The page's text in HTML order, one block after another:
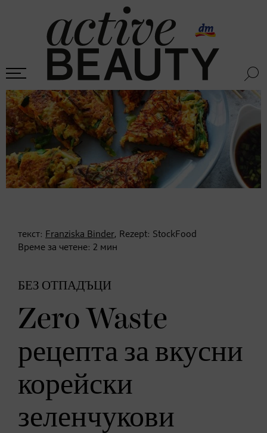
текст: Franziska Binder, Rezept: StockFood
Време за четене: 2 мин
БЕЗ ОТПАДЪЦИ
Zero Waste
рецепта за вкусни
корейски
зеленчукови